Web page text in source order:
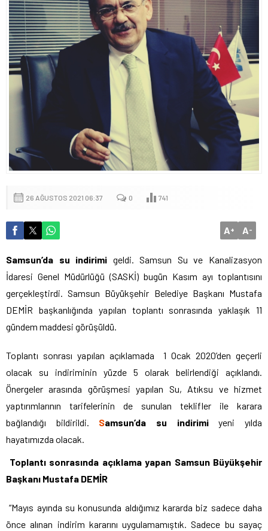
26 AĞUSTOS 2021 06:37 0 741
A+ A-
Samsun’da su indirimi geldi. Samsun Su ve Kanalizasyon
İdaresi Genel Müdürlüğü (SASKİ) bugün Kasım ayı toplantısını
gerçekleştirdi. Samsun Büyükşehir Belediye Başkanı Mustafa
DEMİR başkanlığında yapılan toplantı sonrasında yaklaşık 11
gündem maddesi görüşüldü.
Toplantı sonrası yapılan açıklamada 1 Ocak 2020’den geçerli
olacak su indiriminin yüzde 5 olarak belirlendiği açıklandı.
Önergeler arasında görüşmesi yapılan Su, Atıksu ve hizmet
yaptırımlarının tarifelerinin de sunulan teklifler ile karara
bağlandığı bildirildi. Samsun’da su indirimiyeni yılda
hayatımızda olacak.
Toplantı sonrasında açıklama yapan Samsun Büyükşehir
Başkanı Mustafa DEMİR
“Mayıs ayında su konusunda aldığımız kararda biz sadece daha
önce alınan indirim kararını uygulamamıştık. Sadece bu sayaç